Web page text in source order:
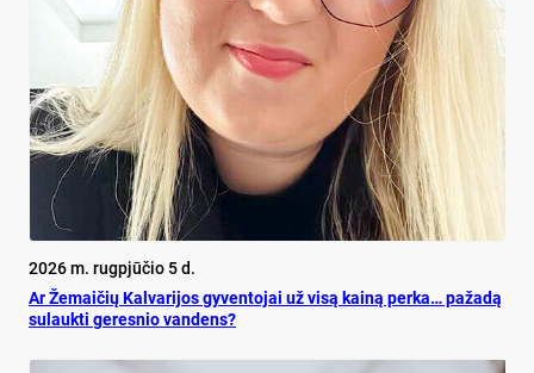
2026 m. rugpjūčio 5 d.
Ar Že­mai­čių Kal­va­ri­jos gy­ven­to­jai už vi­są kai­ną per­ka… pa­ža­dą
su­lauk­ti ge­res­nio van­dens?